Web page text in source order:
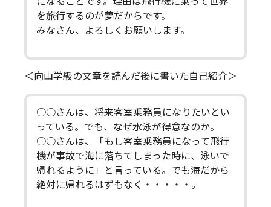
を旅行するのが夢だからです。
みなさん、よろしくお願いします。
＜向山学級の文章を読んだ後に書いた自己紹介＞
○○さんは、将来客室乗務員になりたいとい
っている。でも、なぜ水泳が得意なのか。
○○さんは、「もし客室乗務員になって飛行
機が事故で海に落ちてしまった時に、泳いで
帰れるように」と言っている。でも海だから
絶対に帰れるはずもなく・・・・・。